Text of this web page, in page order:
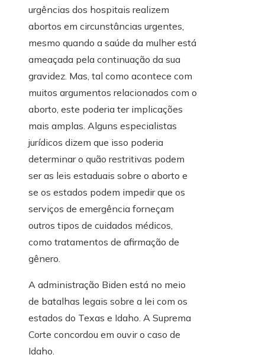
urgências dos hospitais realizem
abortos em circunstâncias urgentes,
mesmo quando a saúde da mulher está
ameaçada pela continuação da sua
gravidez. Mas, tal como acontece com
muitos argumentos relacionados com o
aborto, este poderia ter implicações
mais amplas. Alguns especialistas
jurídicos dizem que isso poderia
determinar o quão restritivas podem
ser as leis estaduais sobre o aborto e
se os estados podem impedir que os
serviços de emergência forneçam
outros tipos de cuidados médicos,
como tratamentos de afirmação de
gênero.
A administração Biden está no meio
de batalhas legais sobre a lei com os
estados do Texas e Idaho. A Suprema
Corte concordou em ouvir o caso de
Idaho.